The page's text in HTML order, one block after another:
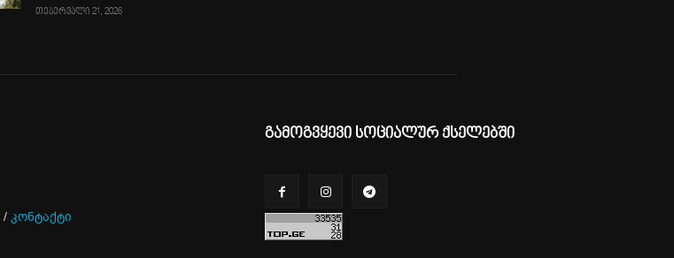
თებერვალი 21, 2026
/ კონტაქტი
გამოგვყევი სოციალურ ქსელებში